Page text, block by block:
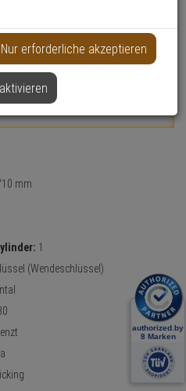
Zylinder messen
mm
1
(Wendeschlüssel)
Nur erforderliche akzeptieren